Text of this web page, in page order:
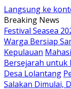
Langsung ke
Breaking News
Festival Seasea
Warga Bersiap
Kepulauan
Bersejarah untuk
Desa Lolantang
Salakan Dimulai,